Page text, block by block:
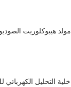
مولد هيبوكلوريت
خلية التحليل الكهربائي